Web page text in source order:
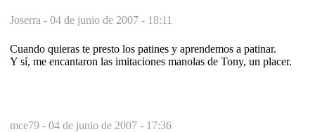
Joserra - 04 de junio de 2007 - 18:11
Cuando quieras te presto los patines y aprendemos a patinar.
Y sí, me encantaron las imitaciones manolas de Tony, un placer.
mce79 - 04 de junio de 2007 - 17:36